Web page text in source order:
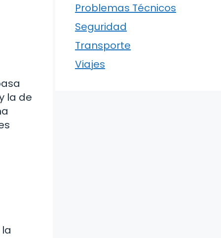
la de
Problemas Técnicos
Seguridad
Transporte
Viajes